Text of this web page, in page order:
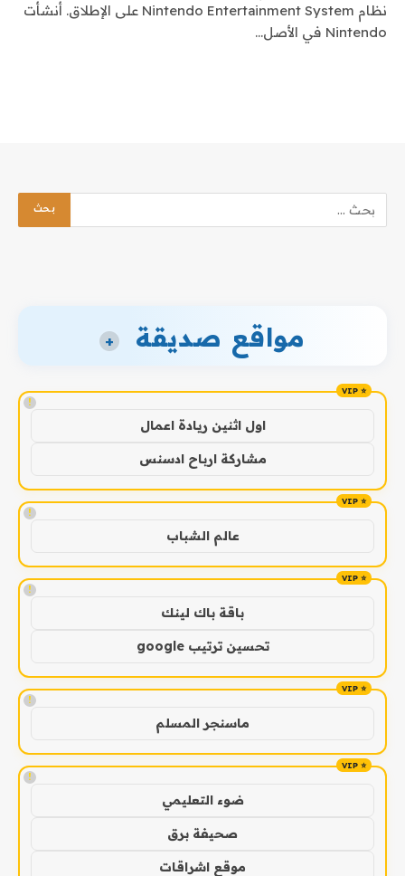
نظام Nintendo Entertainment System على الإطلاق. أنشأت
Nintendo في الأصل…
مواقع صديقة +
!
اول اثنين ريادة اعمال
مشاركة ارباح ادسنس
!
عالم الشباب
!
باقة باك لينك
تحسين ترتيب google
!
ماسنجر المسلم
!
ضوء التعليمي
صحيفة برق
موقع اشراقات